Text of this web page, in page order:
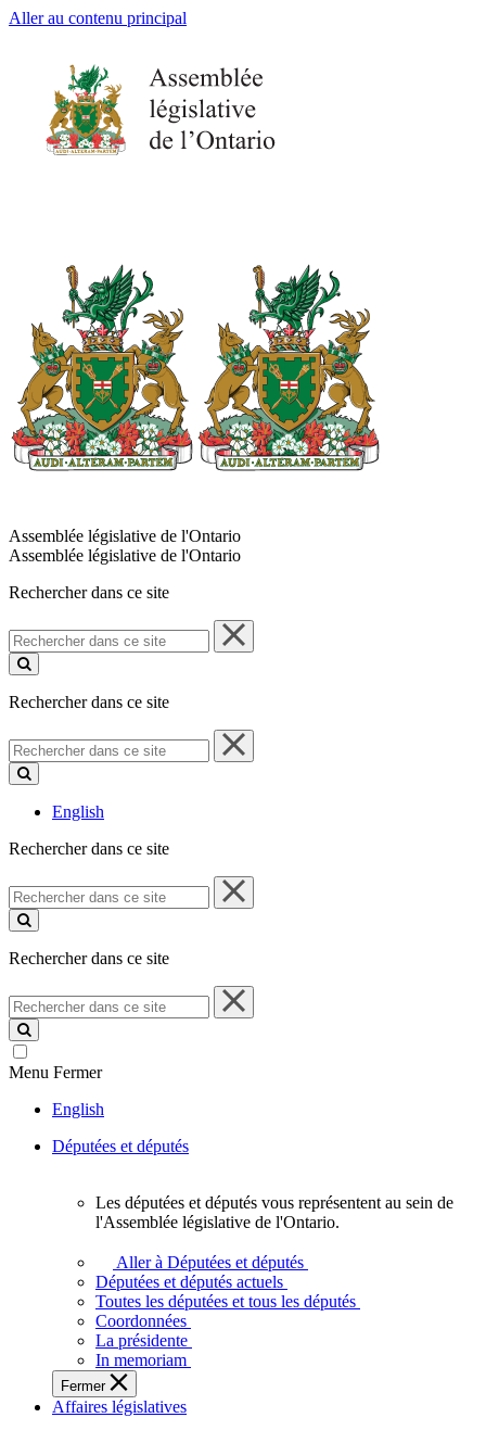
Aller au contenu principal
Assemblée législative de l'Ontario
Assemblée législative de l'Ontario
Rechercher dans ce site
Rechercher
dans
ce
Rechercher dans ce site
Rechercher
dans
ce
English
Rechercher dans ce site
Rechercher
dans
ce
Rechercher dans ce site
Rechercher
dans
ce
site
Menu Fermer
English
Députées et députés
députés
vous
représentent
sein
de
l'Assemblée
législative
Les députées et députés vous représentent au sein de
l'Assemblée législative de l'Ontario.
Aller à Députées et députés
Députées et députés actuels
Toutes les députées et tous les députés
Coordonnées
La présidente
In memoriam
Fermer
Affaires législatives